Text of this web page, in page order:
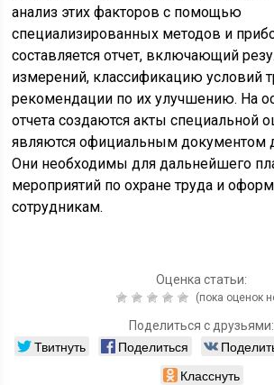
анализ этих факторов с помощью
специализированных методов и
составляется отчет, включающий
измерений, классификацию условий
рекомендации по их улучшению. На
отчета создаются акты специальной
являются официальным документом
Они необходимы для дальнейшего
мероприятий по охране труда и
сотрудникам.
Оценка статьи:
(пока оценок
Поделиться с друзьями:
Твитнуть Поделиться
Класснуть